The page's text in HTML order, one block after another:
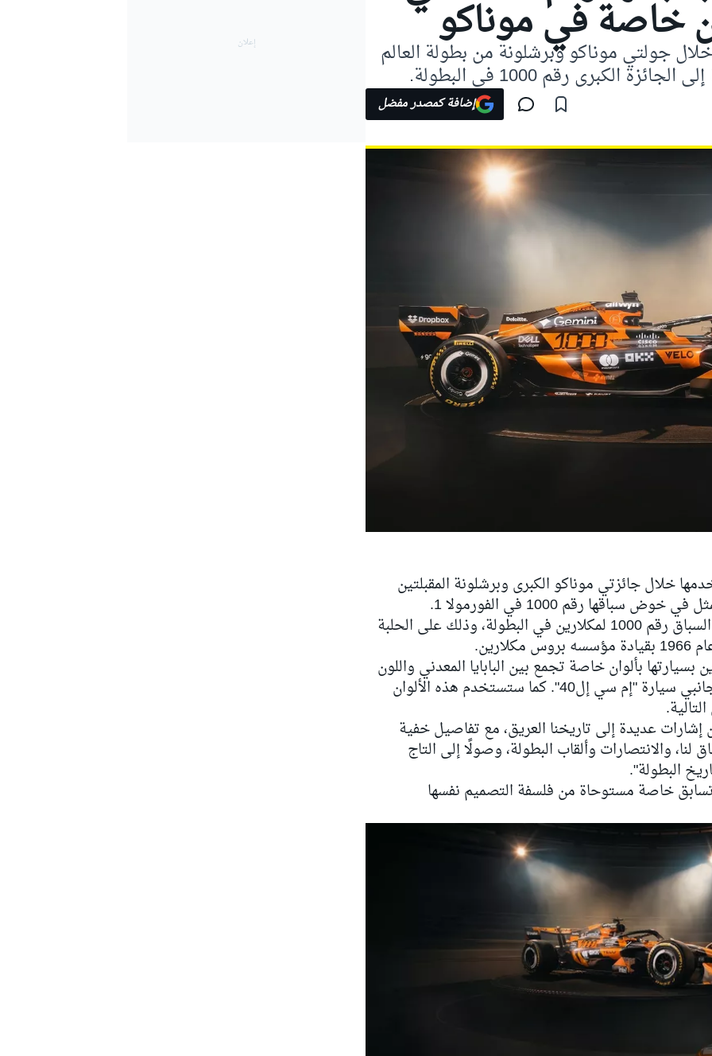
جولتي موناكو وبرشلونة من بطولة العالم
إضافة كمصدر مفضل
خلال جائزتي موناكو الكبرى وبرشلونة المقبلتين
رقم 1000 في الفورمولا 1.
وسيكون سباق موناكو هذا الأسبوع هو السباق رقم 1000 لمكلارين في البطولة، وذلك على الحلبة
بألوان خاصة تجمع بين البابايا المعدني واللون
الأنثراسيت، مع وضع الرقم 1000 على جانبي سيارة "إم سي إل40". كما ستستخدم هذه الألوان
عديدة إلى تاريخنا العريق، مع تفاصيل خفية
والانتصارات وألقاب البطولة، وصولًا إلى التاج
البطولة".
خاصة مستوحاة من فلسفة التصميم نفسها